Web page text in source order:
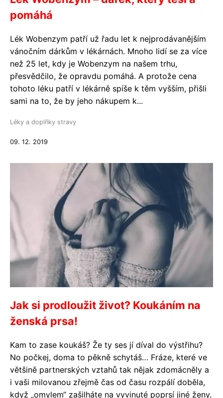
pomáhá
Lék Wobenzym patří už řadu let k nejprodávanějším
vánočním dárkům v lékárnách. Mnoho lidí se za více
než 25 let, kdy je Wobenzym na našem trhu,
přesvědčilo, že opravdu pomáhá. A protože cena
tohoto léku patří v lékárně spíše k těm vyšším, přišli
sami na to, že by jeho nákupem k...
Léky a doplňky stravy
09. 12. 2019
Jak si prodloužit život? Koukáním na
ženská prsa!
Kam to zase koukáš? Že ty ses jí díval do výstřihu?
No počkej, doma to pěkně schytáš… Fráze, které ve
většině partnerských vztahů tak nějak zdomácněly a
i vaši milovanou zřejmě čas od času rozpálí doběla,
když „omylem“ zašilháte na vyvinuté poprsí jiné ženy.